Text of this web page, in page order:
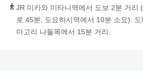
JR 미카와 미타니역에서 도보 2분 거리
로 45분, 도요하시역에서 10분 소요).
마고리 나들목에서 15분 거리.